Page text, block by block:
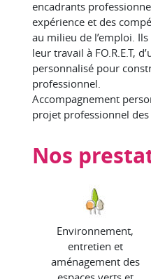
encadrants
expérience et des
au milieu de l’emploi.
leur travail à FO.R.E.T,
personnalisé pour
professionnel.
Accompagnement
projet professionnel
Nos
Environnement,
entretien et
aménagement des